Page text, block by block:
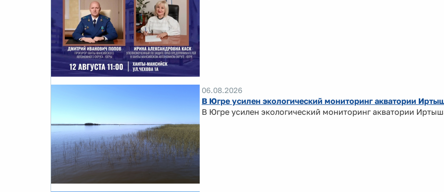
06.08.2026
В Югре усилен экологический мониторинг акватории
В Югре усилен экологический мониторинг акватории